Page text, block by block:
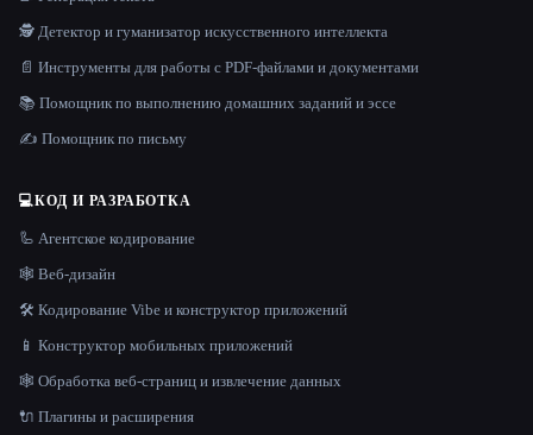
🕵️ Детектор и гуманизатор искусственного интеллекта
📄 Инструменты для работы с PDF-файлами и документами
📚 Помощник по выполнению домашних заданий и эссе
✍️ Помощник по письму
💻КОД И РАЗРАБОТКА
🦾 Агентское кодирование
🕸 Веб-дизайн
🛠️ Кодирование Vibe и конструктор приложений
📱 Конструктор мобильных приложений
🕸️ Обработка веб-страниц и извлечение данных
🔌 Плагины и расширения